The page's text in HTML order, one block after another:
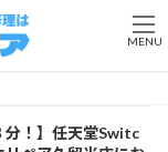
分！】任天堂Switc
MENU